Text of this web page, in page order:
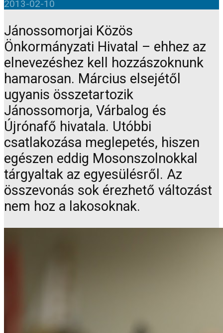
2013-02-10
Jánossomorjai Közös
Önkormányzati Hivatal – ehhez az
elnevezéshez kell hozzászoknunk
hamarosan. Március elsejétől
ugyanis összetartozik
Jánossomorja, Várbalog és
Újrónafő hivatala. Utóbbi
csatlakozása meglepetés, hiszen
egészen eddig Mosonszolnokkal
tárgyaltak az egyesülésről. Az
összevonás sok érezhető változást
nem hoz a lakosoknak.